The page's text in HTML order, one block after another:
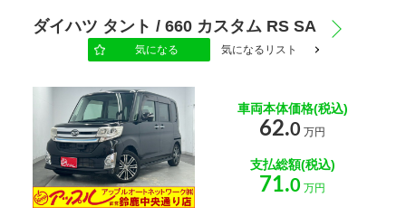
ダイハツ タント / 660 カスタム RS SA
気になる 気になるリスト
車両本体価格(税込)
62.0 万円
支払総額(税込)
71.0 万円